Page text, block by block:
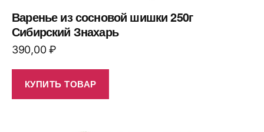
Варенье из сосновой шишки 250г
Сибирский Знахарь
390,00₽
КУПИТЬ ТОВАР